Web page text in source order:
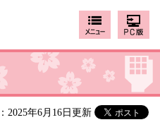
2025年6月16日更新